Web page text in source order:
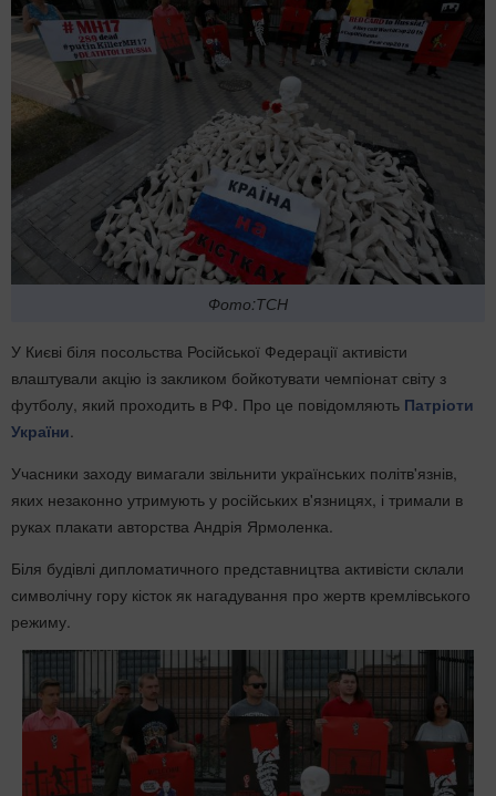
Фото:ТСН
У Києві біля посольства Російської Федерації активісти
влаштували акцію із закликом бойкотувати чемпіонат світу з
футболу, який проходить в РФ. Про це повідомляють Патріоти
України.
Учасники заходу вимагали звільнити українських політв'язнів,
яких незаконно утримують у російських в'язницях, і тримали в
руках плакати авторства Андрія Ярмоленка.
Біля будівлі дипломатичного представництва активісти склали
символічну гору кісток як нагадування про жертв кремлівського
режиму.